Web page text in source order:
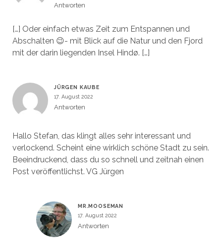
Antworten
[…] Oder einfach etwas Zeit zum Entspannen und
Abschalten 😉- mit Blick auf die Natur und den Fjord
mit der darin liegenden Insel Hindø. […]
JÜRGEN KAUBE
17. August 2022
Antworten
Hallo Stefan, das klingt alles sehr interessant und
verlockend. Scheint eine wirklich schöne Stadt zu sein.
Beeindruckend, dass du so schnell und zeitnah einen
Post veröffentlichst. VG Jürgen
MR.MOOSEMAN
17. August 2022
Antworten